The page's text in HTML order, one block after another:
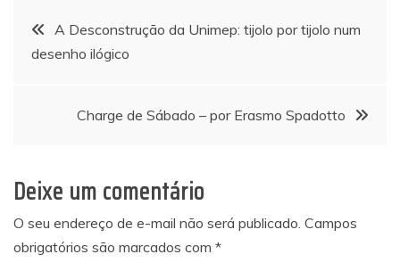
Navegação
de
A Desconstrução da Unimep: tijolo por tijolo num
desenho ilógico
Charge de Sábado – por Erasmo Spadotto
Deixe um comentário
O seu endereço de e-mail não será publicado. Campos
obrigatórios são marcados com *